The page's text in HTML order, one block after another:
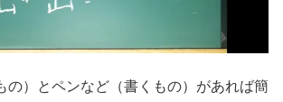
の）とペンなど（書くもの）があれば簡